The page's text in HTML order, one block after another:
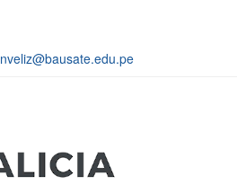
nveliz@bausate.edu.pe